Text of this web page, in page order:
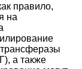
правило,
на
а также